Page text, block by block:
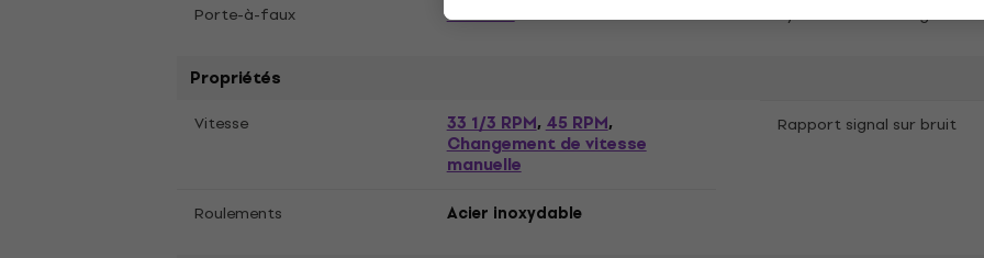
Porte-à-faux 18.5 mm Système de montage
Propriétés
Vitesse 33 1/3 RPM,45 RPM,
Changement de vitesse
manuelle
Rapport signal sur bruit
Roulements Acier inoxydable